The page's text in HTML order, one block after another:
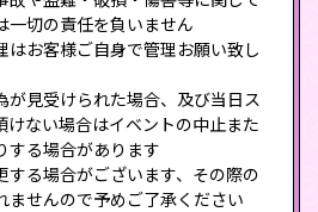
一切の責任を負いません
お客様ご自身で管理お願い致し
見受けられた場合、及び当日ス
けない場合はイベントの中止また
する場合があります
る場合がございます、その際の
ませんので予めご了承ください